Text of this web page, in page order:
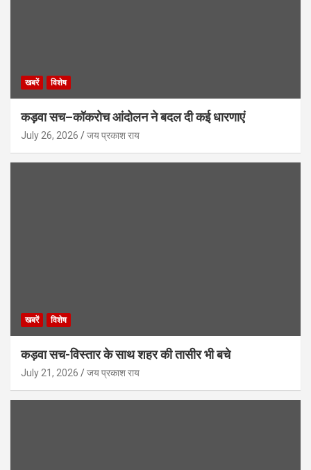
खबरें विशेष
कड़वा सच–कॉकरोच आंदोलन ने बदल दी कई धारणाएं
July 26, 2026 जय प्रकाश राय
खबरें विशेष
कड़वा सच-विस्तार के साथ शहर की तासीर भी बचे
July 21, 2026 जय प्रकाश राय